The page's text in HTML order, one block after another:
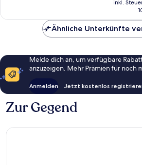
inkl.
Ähnliche Unterkünfte
Melde dich an, um verfügbare
anzuzeigen. Mehr Prämien für noch
Anmelden Jetzt kostenlos
Zur Gegend